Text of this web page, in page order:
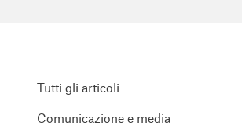
Tutti gli articoli
Comunicazione e media